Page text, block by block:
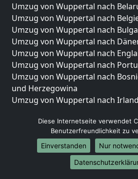
Umzug von Wuppertal nach
Umzug von Wuppertal nach
Umzug von Wuppertal nach
Umzug von Wuppertal nach
Umzug von Wuppertal nach
Umzug von Wuppertal nach
Umzug von Wuppertal nach
und Herzegowina
Umzug von Wuppertal nach Irland
Umzug von Wuppertal nach
Umzug von Wuppertal nach
Umzug von Wuppertal nach
Umzug von Wuppertal nach
Umzug von Wuppertal nach
Diese Internetseite verwendet
Benutzerfreundlichkeit zu
Einverstanden
Nur